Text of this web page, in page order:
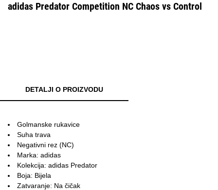
adidas Predator Competition NC Chaos vs Control
DETALJI O PROIZVODU
Golmanske rukavice
Suha trava
Negativni rez (NC)
Marka: adidas
Kolekcija: adidas Predator
Boja: Bijela
Zatvaranje: Na čičak